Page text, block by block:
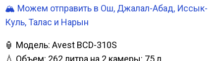
🏔️ Можем отправить в Ош, Джалал-Абад, Иссык-
Куль, Талас и Нарын
🏮 Модель: Avest BCD-310S
💧 Объем: 262 литра на 2 камеры: 75 л.